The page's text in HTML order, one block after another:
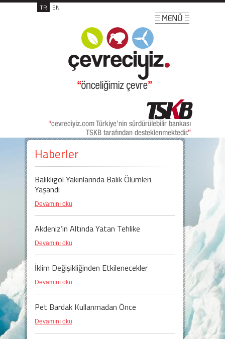
TR EN
Haberler
Balıklıgöl Yakınlarında Balık Ölümleri
Yaşandı
Devamını oku
Akdeniz’in Altında Yatan Tehlike
Devamını oku
İklim Değişikliğinden Etkilenecekler
Devamını oku
Pet Bardak Kullanmadan Önce
Devamını oku